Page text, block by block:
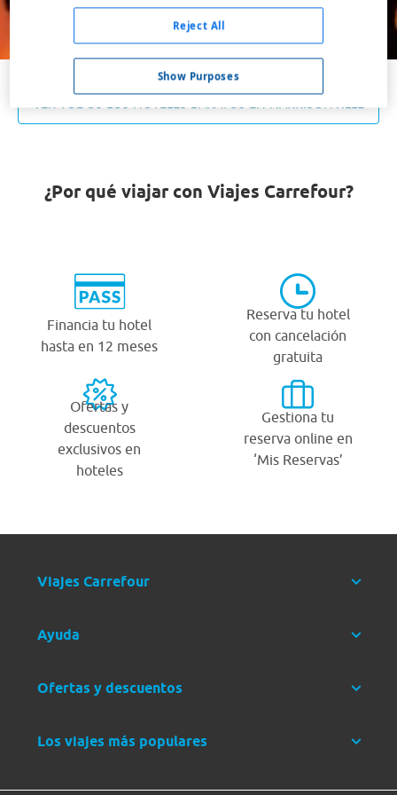
Buscar
VER TODOS LOS HOTELES BARATOS EN HARRISONVILLE
¿Por qué viajar con Viajes Carrefour?
Financia tu hotel
hasta en 12 meses
Reserva tu hotel
con cancelación
gratuita
Ofertas y
descuentos
exclusivos en
hoteles
Gestiona tu
reserva online en
‘Mis Reservas’
Viajes Carrefour
Ayuda
Ofertas y descuentos
Los viajes más populares
Show Purposes
Reject All